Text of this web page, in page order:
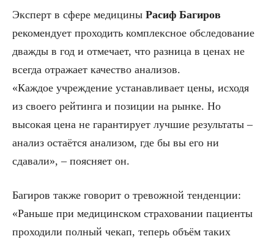
Эксперт в сфере медицины Расиф Багиров
рекомендует проходить комплексное обследование
дважды в год и отмечает, что разница в ценах не
всегда отражает качество анализов.
«Каждое учреждение устанавливает цены, исходя
из своего рейтинга и позиции на рынке. Но
высокая цена не гарантирует лучшие результаты –
анализ остаётся анализом, где бы вы его ни
сдавали», – поясняет он.
Багиров также говорит о тревожной тенденции:
«Раньше при медицинском страховании пациенты
проходили полный чекап, теперь объём таких